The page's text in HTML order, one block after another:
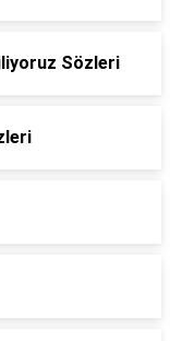
Sözleri